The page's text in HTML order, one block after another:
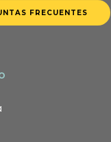
FRECUENTES